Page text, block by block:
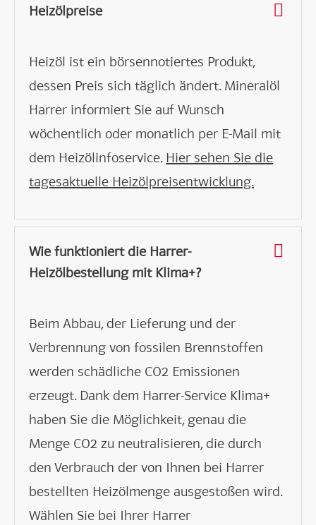
Heizölpreise
Heizöl ist ein börsennotiertes Produkt,
dessen Preis sich täglich ändert. Mineralöl
Harrer informiert Sie auf Wunsch
wöchentlich oder monatlich per E-Mail mit
dem Heizölinfoservice. Hier sehen Sie die
tagesaktuelle Heizölpreisentwicklung.
Wie funktioniert die Harrer-
Heizölbestellung mit Klima+?
Beim Abbau, der Lieferung und der
Verbrennung von fossilen Brennstoffen
werden schädliche CO2 Emissionen
erzeugt. Dank dem Harrer-Service Klima+
haben Sie die Möglichkeit, genau die
Menge CO2 zu neutralisieren, die durch
den Verbrauch der von Ihnen bei Harrer
bestellten Heizölmenge ausgestoßen wird.
Wählen Sie bei Ihrer Harrer